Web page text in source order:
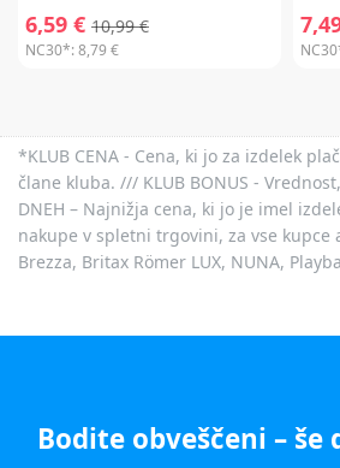
6,59 € 10,99 €
NC30*:8,79 €
*KLUB CENA - Cena, ki jo za izdelek
člane kluba. /// KLUB BONUS -
DNEH – Najnižja cena, ki jo je imel
nakupe v spletni trgovini, za vse kupce
Brezza, Britax Römer LUX, NUNA,
Bodite obveščeni –